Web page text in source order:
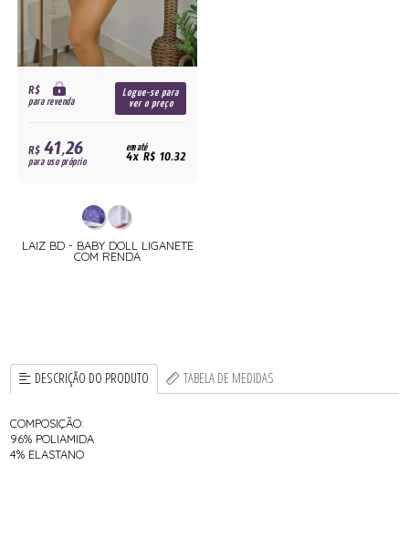
R$
para revenda
Logue-se para
ver o preço
R$41,26
para uso próprio
em até
4x R$ 10,32
LAIZ BD - BABY DOLL LIGANETE
COM RENDA
DESCRIÇÃO DO PRODUTO TABELA DE MEDIDAS
COMPOSIÇÃO:
96% POLIAMIDA
4% ELASTANO